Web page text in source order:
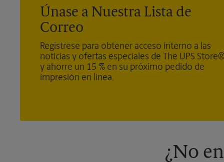
Únase a Nuestra Lista de
Correo
Regístrese para obtener acceso interno a las
noticias y ofertas especiales de The UPS Store®
y ahorre un 15 % en su próximo pedido de
impresión en línea.
¿No